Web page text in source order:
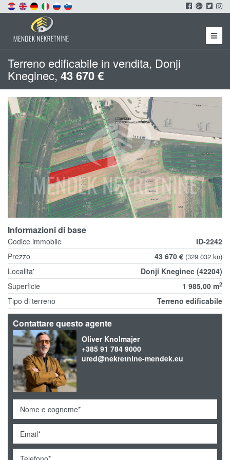
Menu
Terreno edificabile in vendita, Donji
Kneginec, 43 670 €
Informazioni di base
Codice immobile
ID-2242
Prezzo
43 670 € (329 032 kn)
Localita'
Donji Kneginec (42204)
Superficie
1 985,00 m2
Tipo di terreno Terreno edificabile
Contattare questo agente
Oliver Knolmajer
+385 91 784 9000
ured@nekretnine-mendek.eu